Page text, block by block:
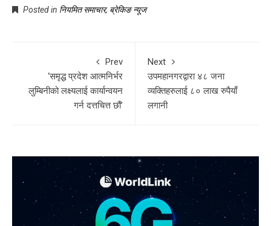
Posted in नियमित समाचार, ब्रेकिङ न्यूज
Prev
‘समृद्ध प्रदेश आत्मनिर्भर
लुम्बिनीको लक्ष्यलाई कार्यान्वयन
गर्न दत्तचित्त छौं’
Next
उपमहानगरद्वारा ४८ जना
व्यक्तिहरुलाई ८० लाख रुपैयाँ
लगानी